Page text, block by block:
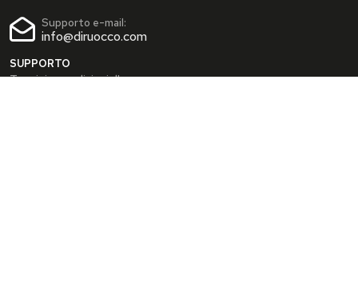
Supporto e-mail:
info@diruocco.com
SUPPORTO
Termini e condizioni d'uso